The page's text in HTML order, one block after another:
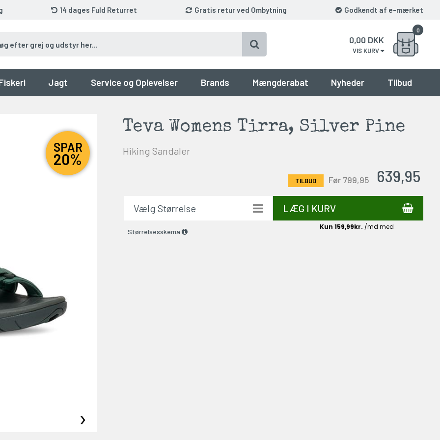
14 dages Fuld Returret Gratis retur ved Ombytning Godkendt af e-mærket
0
0,00 DKK
VIS KURV
Jagt Service og Oplevelser Brands Mængderabat Nyheder Tilbud
SPAR
20%
›
Teva Womens Tirra, Silver Pine
Hiking Sandaler
639,95
Før 799,95
Størrelsesskema
LÆG I KURV